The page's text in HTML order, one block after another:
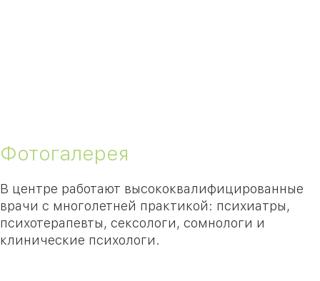
Фотогалерея
В центре работают высококвалифицированные
врачи с многолетней практикой: психиатры,
психотерапевты, сексологи, сомнологи и
клинические психологи.